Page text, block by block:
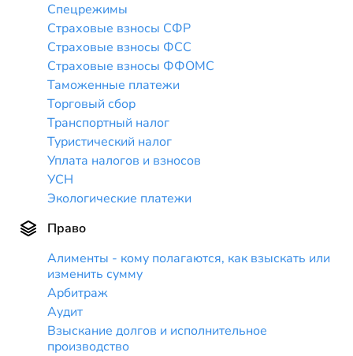
Спецрежимы
Страховые взносы СФР
Страховые взносы ФСС
Страховые взносы ФФОМС
Таможенные платежи
Торговый сбор
Транспортный налог
Туристический налог
Уплата налогов и взносов
УСН
Экологические платежи
Право
Алименты - кому полагаются, как взыскать или
изменить сумму
Арбитраж
Аудит
Взыскание долгов и исполнительное
производство